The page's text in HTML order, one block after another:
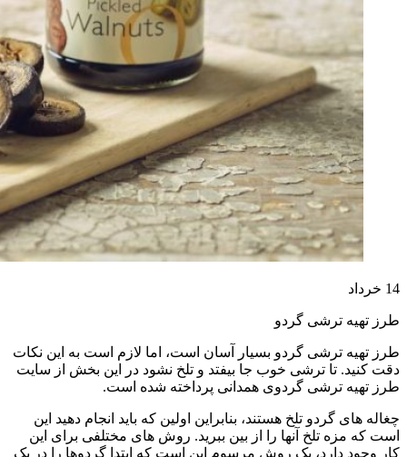
14 خرداد
طرز تهیه ترشی گردو
طرز تهیه ترشی گردو بسیار آسان است، اما لازم است به این نکات
دقت کنید. تا ترشی خوب جا بیفتد و تلخ نشود در این بخش از سایت
طرز تهیه ترشی گردوی همدانی پرداخته شده است.
چغاله های گردو تلخ هستند، بنابراین اولین که باید انجام دهید این
است که مزه تلخ آنها را از بین ببرید. روش های مختلفی برای این
کار وجود دارد، یک روش مرسوم این است که ابتدا گردوها را در یک